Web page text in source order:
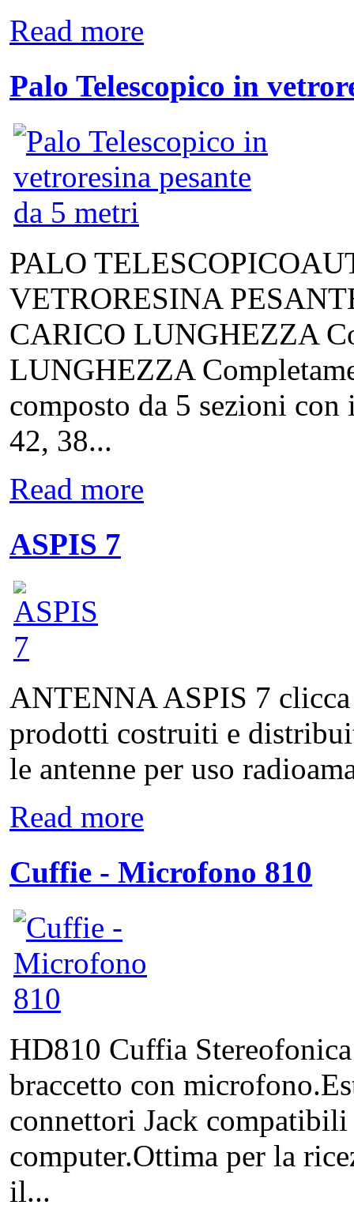
Read more
Palo Telescopico in
PALO
VETRORESINA
CARICO LUNGHEZZA
LUNGHEZZA
composto da 5 sezioni
42, 38...
Read more
ASPIS 7
ANTENNA ASPIS 7
prodotti costruiti e
le antenne per uso
Read more
Cuffie - Microfono 810
HD810 Cuffia
braccetto con
connettori Jack compatibili
computer.Ottima per la
il...